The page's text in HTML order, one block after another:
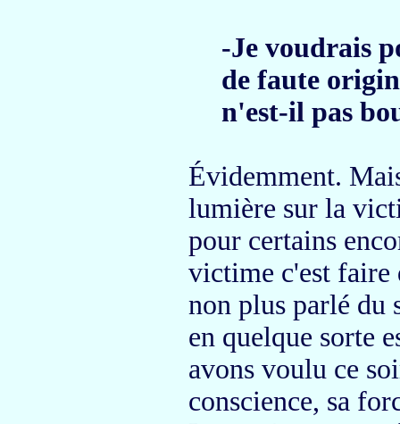
-Je voudrais
de faute
n'est-il pas
Évidemment.
lumière sur la
pour certains
victime c'est faire
non plus parlé du
en quelque sorte
avons voulu ce
conscience, sa